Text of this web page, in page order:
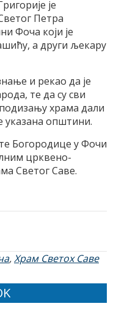
је
Петра
Фоча који је
а други љекару
и рекао да је
те да су сви
храма дали
указана општини.
Богородице у Фочи
црквено-
Светог Саве.
,Храм Светох Саве